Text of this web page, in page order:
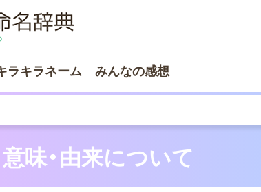
ラキラネーム みんなの感想
意味・由来について